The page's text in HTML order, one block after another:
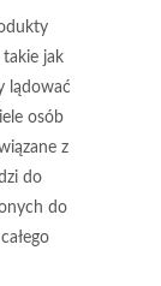
takie jak
lądować
osób
z
do
do